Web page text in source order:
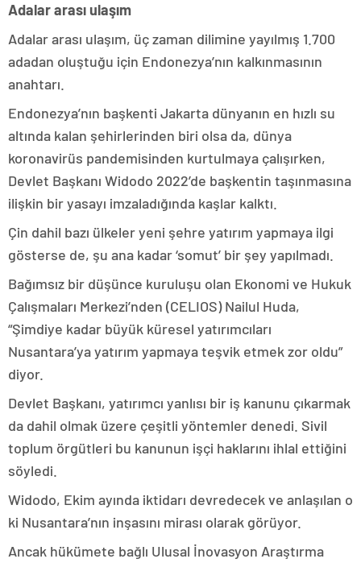
Adalar arası ulaşım
Adalar arası ulaşım, üç zaman dilimine yayılmış 1.700
adadan oluştuğu için Endonezya’nın kalkınmasının
anahtarı.
Endonezya’nın başkenti Jakarta dünyanın en hızlı su
altında kalan şehirlerinden biri olsa da, dünya
koronavirüs pandemisinden kurtulmaya çalışırken,
Devlet Başkanı Widodo 2022’de başkentin taşınmasına
ilişkin bir yasayı imzaladığında kaşlar kalktı.
Çin dahil bazı ülkeler yeni şehre yatırım yapmaya ilgi
gösterse de, şu ana kadar ‘somut’ bir şey yapılmadı.
Bağımsız bir düşünce kuruluşu olan Ekonomi ve Hukuk
Çalışmaları Merkezi’nden (CELIOS) Nailul Huda,
“Şimdiye kadar büyük küresel yatırımcıları
Nusantara’ya yatırım yapmaya teşvik etmek zor oldu”
diyor.
Devlet Başkanı, yatırımcı yanlısı bir iş kanunu çıkarmak
da dahil olmak üzere çeşitli yöntemler denedi. Sivil
toplum örgütleri bu kanunun işçi haklarını ihlal ettiğini
söyledi.
Widodo, Ekim ayında iktidarı devredecek ve anlaşılan o
ki Nusantara’nın inşasını mirası olarak görüyor.
Ancak hükümete bağlı Ulusal İnovasyon Araştırma